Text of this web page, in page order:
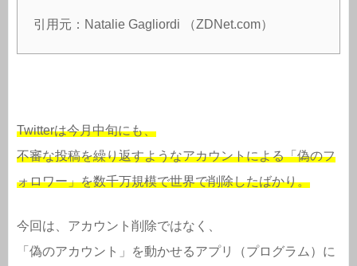
引用元：Natalie Gagliordi （ZDNet.com）
Twitterは今月中旬にも、
不審な投稿を繰り返すようなアカウントによる「偽のフ
ォロワー」を数千万規模で世界で削除したばかり。
今回は、アカウント削除ではなく、
「偽のアカウント」を動かせるアプリ（プログラム）に